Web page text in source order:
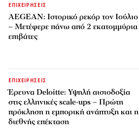
ΕΠΙΧΕΙΡΗΣΕΙΣ
AEGEAN: Ιστορικό ρεκόρ τον Ιούλιο
– Μετέφερε πάνω από 2 εκατομμύρια
επιβάτες
ΕΠΙΧΕΙΡΗΣΕΙΣ
Έρευνα Deloitte: Υψηλή αισιοδοξία
στις ελληνικές scale-ups – Πρώτη
πρόκληση η εμπορική ανάπτυξη και η
διεθνής επέκταση